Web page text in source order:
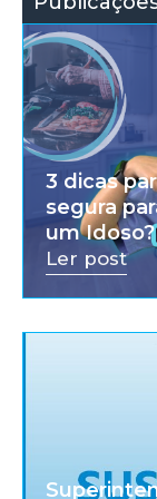
3 dicas
segura
um
Ler post